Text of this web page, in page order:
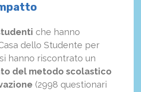
che hanno
dello Studente per
hanno riscontrato un
del metodo scolastico
(2998 questionari